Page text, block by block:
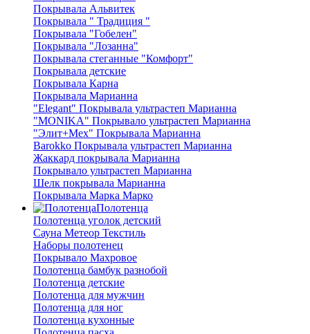
Покрывала Альвитек
Покрывала " Традиция "
Покрывала "Гобелен"
Покрывала "Лозанна"
Покрывала стеганные "Комфорт"
Покрывала детские
Покрывала Карна
Покрывала Марианна
"Elegant" Покрывала ультрастеп Марианна
"MONIKA" Покрывало ультрастеп Марианна
"Элит+Мех" Покрывала Марианна
Barokko Покрывала ультрастеп Марианна
Жаккард покрывала Марианна
Покрывало ультрастеп Марианна
Шелк покрывала Марианна
Покрывала Марка Марко
Полотенца
Полотенца уголок детский
Сауна Метеор Текстиль
Наборы полотенец
Покрывало Махровое
Полотенца бамбук разнобой
Полотенца детские
Полотенца для мужчин
Полотенца для ног
Полотенца кухонные